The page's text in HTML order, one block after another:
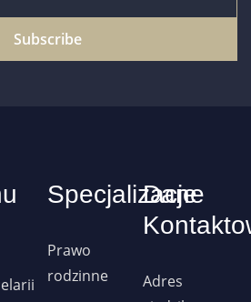
Subscribe
Specjalizacje
Prawo
rodzinne
Dane
Adres